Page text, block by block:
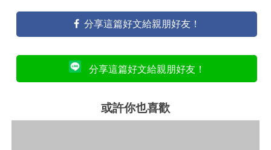
分享這篇好文給親朋好友！
分享這篇好文給親朋好友！
或許你也喜歡